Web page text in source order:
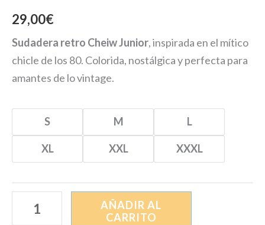
29,00€
Sudadera retro Cheiw Junior, inspirada en el mítico
chicle de los 80. Colorida, nostálgica y perfecta para
amantes de lo vintage.
S M L
XL XXL XXXL
AÑADIR AL
CARRITO